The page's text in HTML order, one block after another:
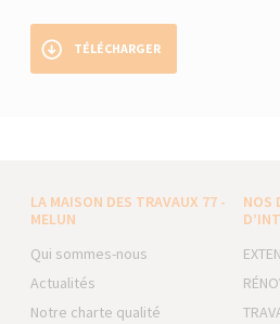
TÉLÉCHARGER
LA MAISON DES TRAVAUX 77 -
MELUN
Qui sommes-nous
Actualités
Notre charte qualité
NOS